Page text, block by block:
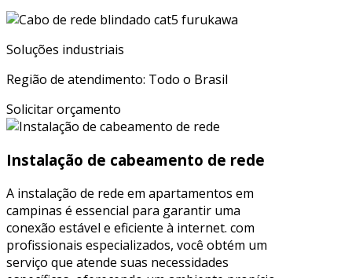
Soluções industriais
Região de atendimento: Todo o Brasil
Solicitar orçamento
Instalação de cabeamento de rede
A instalação de rede em apartamentos em
campinas é essencial para garantir uma
conexão estável e eficiente à internet. com
profissionais especializados, você obtém um
serviço que atende suas necessidades